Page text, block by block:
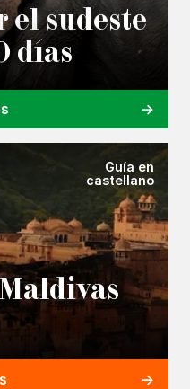
el sudeste
días
Guía en
castellano